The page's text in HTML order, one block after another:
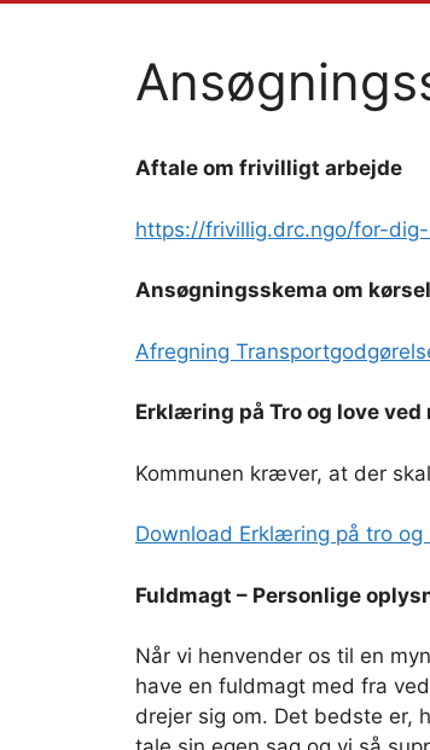
Aftale om frivilligt arbejde
https://frivillig.drc.ngo/for-
Ansøgningsskema om
Afregning
Erklæring på Tro og love ved
Kommunen kræver, at der
Download Erklæring på tro og
Fuldmagt – Personlige
Når vi henvender os til en
have en fuldmagt med fra
drejer sig om. Det bedste er,